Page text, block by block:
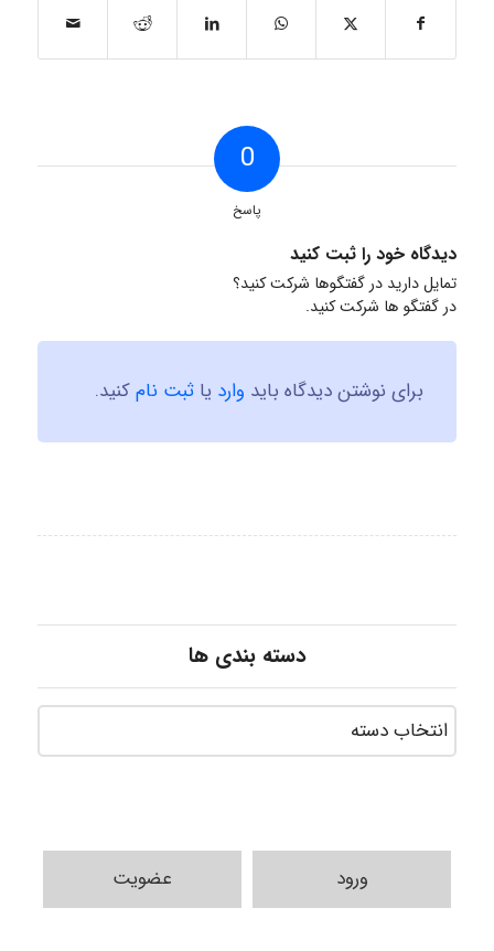
0
پاسخ
دیدگاه خود را ثبت کنید
تمایل دارید در گفتگوها شرکت کنید؟
در گفتگو ها شرکت کنید.
برای نوشتن دیدگاه باید وارد یا ثبت نامکنید.
دسته بندی ها
ورود عضویت